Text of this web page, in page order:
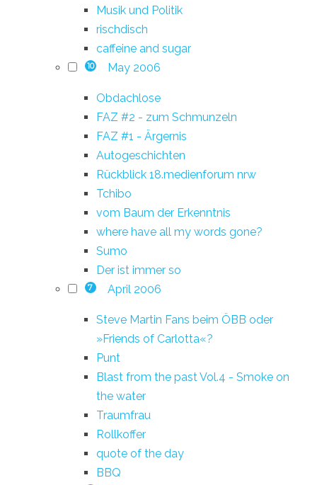
Musik und Politik
rischdisch
caffeine and sugar
10 May 2006
Obdachlose
FAZ #2 - zum Schmunzeln
FAZ #1 - Ärgernis
Autogeschichten
Rückblick 18.medienforum nrw
Tchibo
vom Baum der Erkenntnis
where have all my words gone?
Sumo
Der ist immer so
7 April 2006
Steve Martin Fans beim ÖBB oder
»Friends of Carlotta«?
Punt
Blast from the past Vol.4 - Smoke on
the water
Traumfrau
Rollkoffer
quote of the day
BBQ